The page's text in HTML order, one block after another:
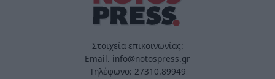
Στοιχεία επικοινωνίας:
Email. info@notospress.gr
Τηλέφωνο: 27310.89949